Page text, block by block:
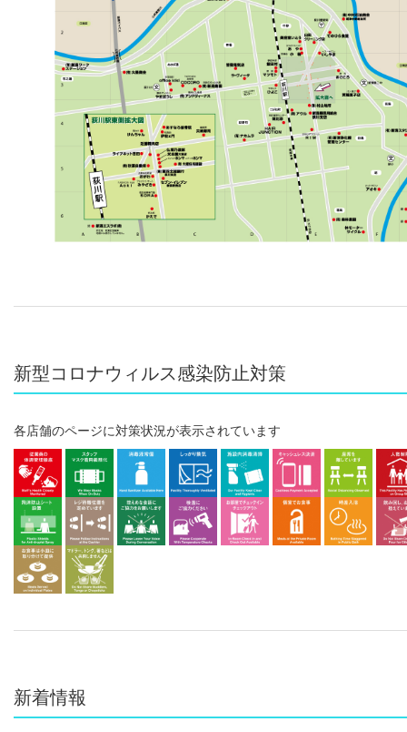
新型コロナウィルス感染防止対策
各店舗のページに対策状況が表示されています
新着情報